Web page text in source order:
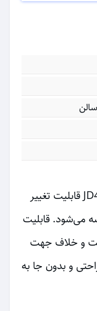
سوهان برقی الکتریک دریل مدل JD400 قابلیت تغییر
می‌شود. قابلیت
و خلاف جهت
و بدون جا به